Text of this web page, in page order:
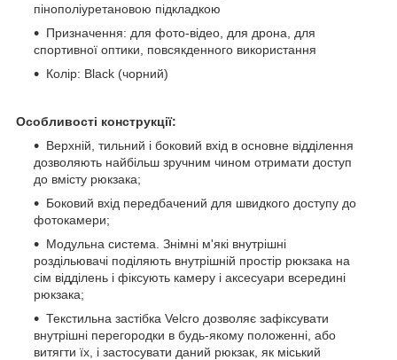
пінополіуретановою підкладкою
Призначення: для фото-відео, для дрона, для
спортивної оптики, повсякденного використання
Колір: Black (чорний)
Особливості конструкції:
Верхній, тильний і боковий вхід в основне відділення
дозволяють найбільш зручним чином отримати доступ
до вмісту рюкзака;
Боковий вхід передбачений для швидкого доступу до
фотокамери;
Модульна система. Знімні м'які внутрішні
роздільювачі поділяють внутрішній простір рюкзака на
сім відділень і фіксують камеру і аксесуари всередині
рюкзака;
Текстильна застібка Velcro дозволяє зафіксувати
внутрішні перегородки в будь-якому положенні, або
витягти їх, і застосувати даний рюкзак, як міський